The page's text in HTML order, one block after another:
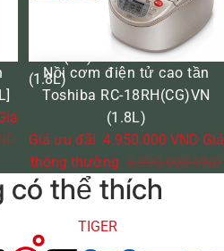
(1.8L)
GIẢM GIÁ
Nồi cơm điện tử cao tần
Toshiba RC-18RH(CG)VN
(1.8L)
Giá ưu đãi 4.950.000 VND Giá
thông thường 5.990.000 VND
có thể thích
TIGER